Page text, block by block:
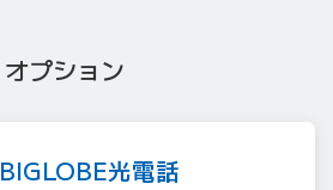
オプション
BIGLOBE光電話